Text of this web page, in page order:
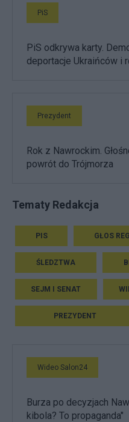
PiS
PiS odkrywa karty.
deportacje Ukraińców i
Prezydent
Rok z Nawrockim.
powrót do Trójmorza
Tematy Redakcja
PIS GŁOS
ŚLEDZTWA
SEJM I SENAT
PREZYDENT
Wideo Salon24
Burza po decyzjach
kibola? To propaganda"